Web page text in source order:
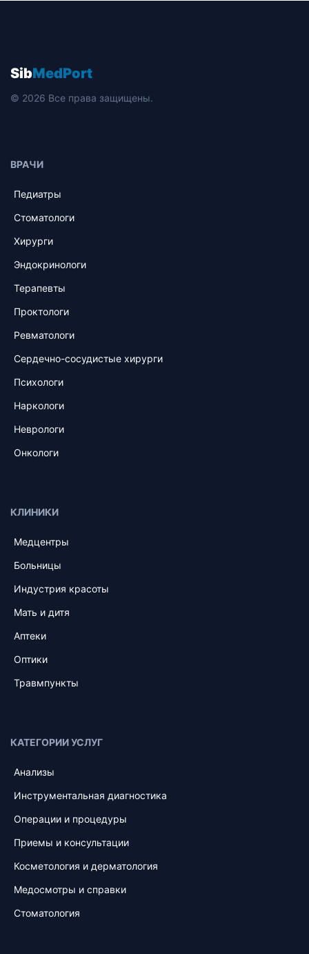
SibMedPort
© 2026 Все права защищены.
ВРАЧИ
Педиатры
Стоматологи
Хирурги
Эндокринологи
Терапевты
Проктологи
Ревматологи
Сердечно-сосудистые хирурги
Психологи
Наркологи
Неврологи
Онкологи
КЛИНИКИ
Медцентры
Больницы
Индустрия красоты
Мать и дитя
Аптеки
Оптики
Травмпункты
КАТЕГОРИИ УСЛУГ
Анализы
Инструментальная диагностика
Операции и процедуры
Приемы и консультации
Косметология и дерматология
Медосмотры и справки
Стоматология